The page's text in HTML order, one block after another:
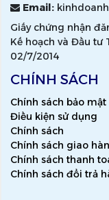
Email:
Giấy chứng nhận
Kế hoạch và Đầu tư
02/7/2014
CHÍNH SÁCH
Chính sách bảo mật
Điều kiện sử dụng
Chính sách
Chính sách giao
Chính sách thanh
Chính sách đổi trả